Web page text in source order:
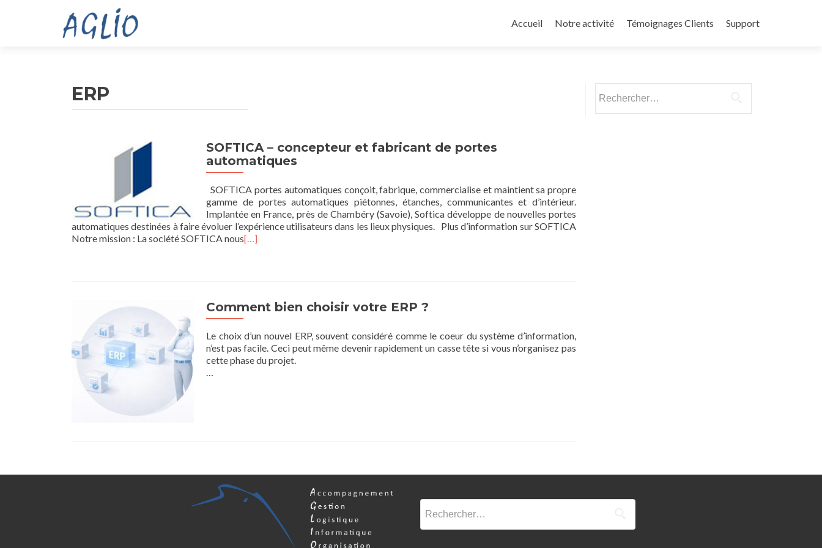
to
Accueil Notre activité Témoignages Clients Support
ERP
SOFTICA – concepteur et fabricant de portes
automatiques
SOFTICA portes automatiques conçoit, fabrique, commercialise et maintient sa propre
gamme de portes automatiques piétonnes, étanches, communicantes et d’intérieur.
Implantée en France, près de Chambéry (Savoie), Softica développe de nouvelles portes
automatiques destinées à faire évoluer l’expérience utilisateurs dans les lieux physiques. Plus d’information sur SOFTICA
Notre mission : La société SOFTICA nous[…]
Comment bien choisir votre ERP ?
Le choix d’un nouvel ERP, souvent considéré comme le coeur du système d’information,
n’est pas facile. Ceci peut même devenir rapidement un casse tête si vous n’organisez pas
cette phase du projet.
…
Posts
Rechercher :